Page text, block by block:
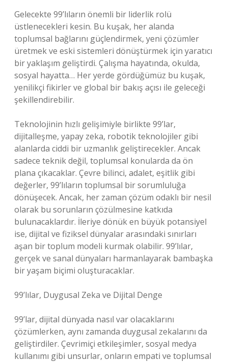
Gelecekte 99’lıların önemli bir liderlik rolü
üstlenecekleri kesin. Bu kuşak, her alanda
toplumsal bağlarını güçlendirmek, yeni çözümler
üretmek ve eski sistemleri dönüştürmek için yaratıcı
bir yaklaşım geliştirdi. Çalışma hayatında, okulda,
sosyal hayatta… Her yerde gördüğümüz bu kuşak,
yenilikçi fikirler ve global bir bakış açısı ile geleceği
şekillendirebilir.
Teknolojinin hızlı gelişimiyle birlikte 99’lar,
dijitalleşme, yapay zeka, robotik teknolojiler gibi
alanlarda ciddi bir uzmanlık geliştirecekler. Ancak
sadece teknik değil, toplumsal konularda da ön
plana çıkacaklar. Çevre bilinci, adalet, eşitlik gibi
değerler, 99’lıların toplumsal bir sorumluluğa
dönüşecek. Ancak, her zaman çözüm odaklı bir nesil
olarak bu sorunların çözülmesine katkıda
bulunacaklardır. İleriye dönük en büyük potansiyel
ise, dijital ve fiziksel dünyalar arasındaki sınırları
aşan bir toplum modeli kurmak olabilir. 99’lılar,
gerçek ve sanal dünyaları harmanlayarak bambaşka
bir yaşam biçimi oluşturacaklar.
99’lılar, Duygusal Zeka ve Dijital Denge
99’lar, dijital dünyada nasıl var olacaklarını
çözümlerken, aynı zamanda duygusal zekalarını da
geliştirdiler. Çevrimiçi etkileşimler, sosyal medya
kullanımı gibi unsurlar, onların empati ve toplumsal